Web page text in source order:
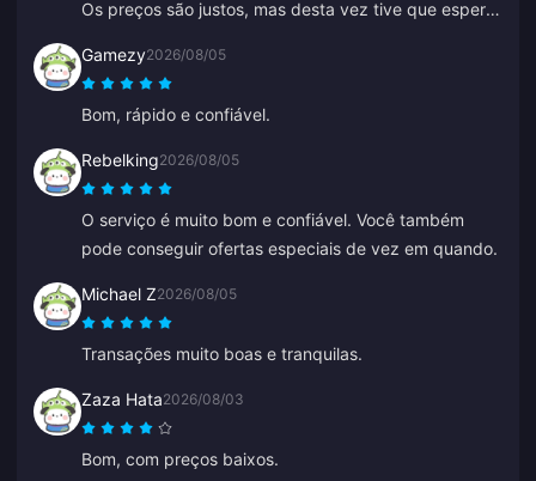
Os preços são justos, mas desta vez tive que esperar
uma escolha ruim, só não é perfeita.
Gamezy2026/08/05
Bom, rápido e confiável.
Rebelking2026/08/05
O serviço é muito bom e confiável. Você também
pode conseguir ofertas especiais de vez em quando.
Michael Z2026/08/05
Transações muito boas e tranquilas.
Zaza Hata2026/08/03
Bom, com preços baixos.